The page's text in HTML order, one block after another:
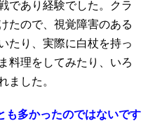
であり経験でした。クラ
たので、視覚障害のある
たり、実際に白杖を持っ
料理をしてみたり、いろ
した。
も多かったのではないです